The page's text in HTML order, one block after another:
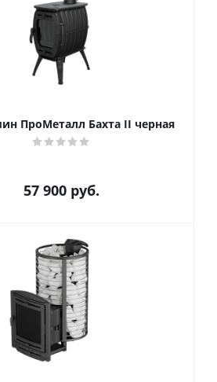
Печь-камин ПроМеталл Бахта II черная
57 900руб.